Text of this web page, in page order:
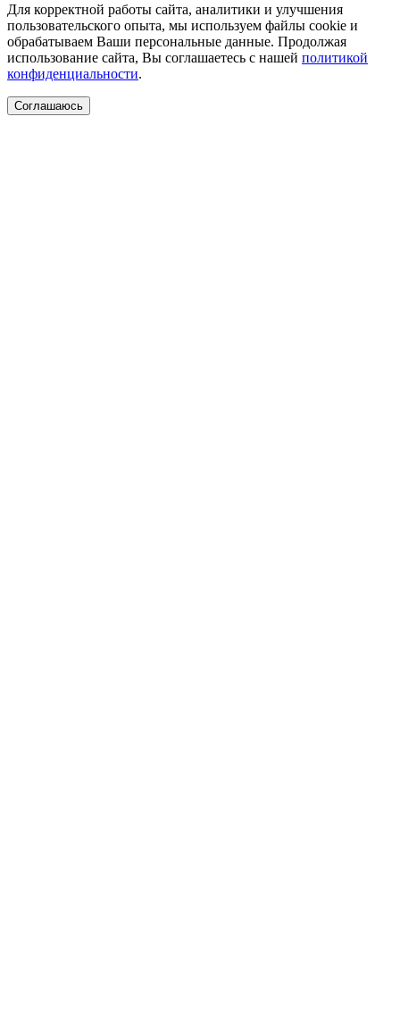
Для корректной работы сайта, аналитики и улучшения
пользовательского опыта, мы используем файлы cookie и
обрабатываем Ваши персональные данные. Продолжая
использование сайта, Вы соглашаетесь с нашей политикой
конфиденциальности.
Соглашаюсь